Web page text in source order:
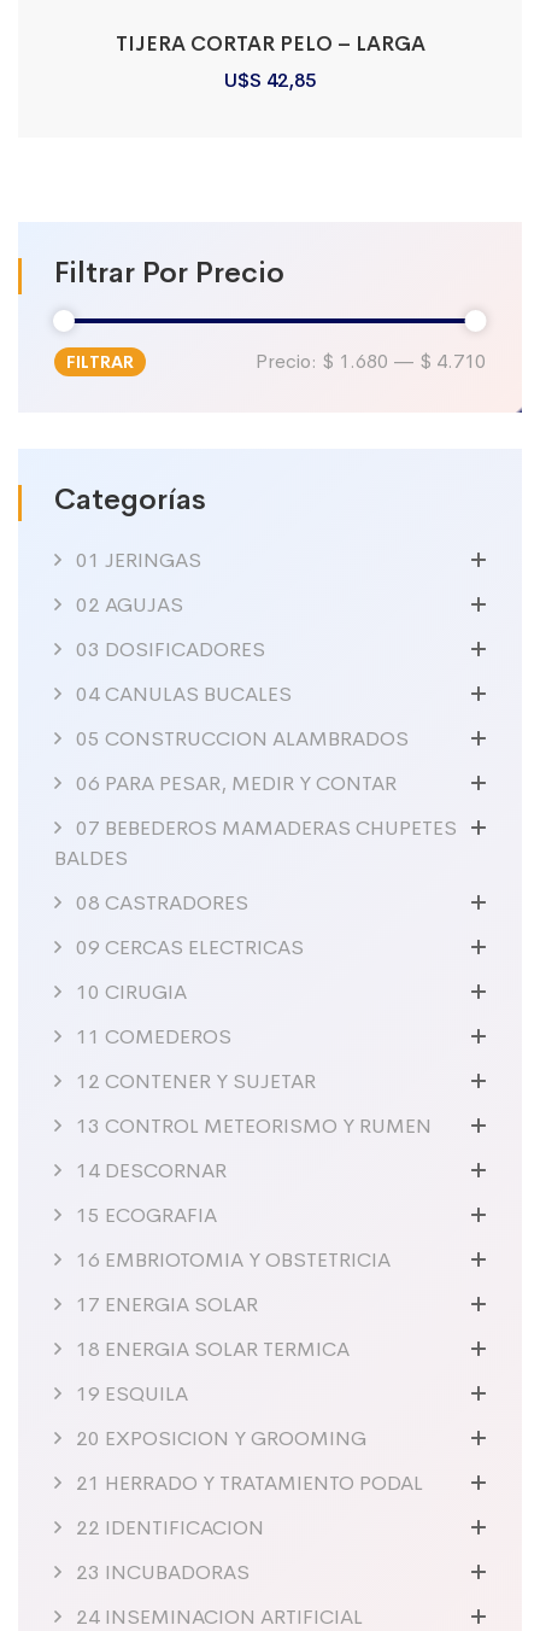
Filtrar Por Precio
Precio
Precio
FILTRAR Precio: $ 1.680 — $ 4.710
Categorías
01 JERINGAS
02 AGUJAS
03 DOSIFICADORES
04 CANULAS BUCALES
05 CONSTRUCCION ALAMBRADOS
06 PARA PESAR, MEDIR Y CONTAR
07 BEBEDEROS MAMADERAS CHUPETES
BALDES
08 CASTRADORES
09 CERCAS ELECTRICAS
10 CIRUGIA
11 COMEDEROS
12 CONTENER Y SUJETAR
13 CONTROL METEORISMO Y RUMEN
14 DESCORNAR
15 ECOGRAFIA
16 EMBRIOTOMIA Y OBSTETRICIA
17 ENERGIA SOLAR
18 ENERGIA SOLAR TERMICA
19 ESQUILA
20 EXPOSICION Y GROOMING
21 HERRADO Y TRATAMIENTO PODAL
22 IDENTIFICACION
23 INCUBADORAS
24 INSEMINACION ARTIFICIAL
TIJERA CORTAR PELO – LARGA
U$S 42,85